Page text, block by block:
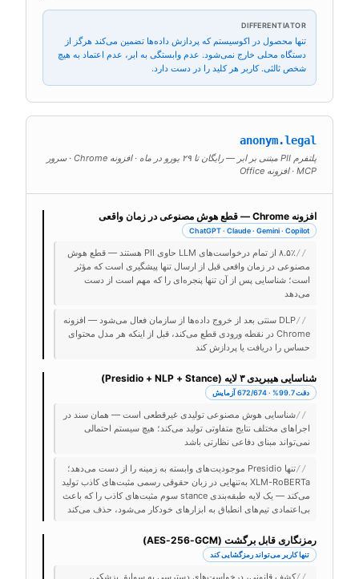
DIFFERENTIATOR
تنها محصول در اکوسیستم که پردازش داده‌ها تضمین می‌کند هرگز از
دستگاه محلی خارج نمی‌شود. عدم وابستگی به ابر، عدم اعتماد به هیچ
شخص ثالثی. کاربر هر کلید را در دست دارد.
anonym.legal
پلتفرم PII مبتنی بر ابر — رایگان تا ۲۹ یورو در ماه · افزونه Chrome · سرور
MCP · افزونه Office
افزونه Chrome — قطع هوش مصنوعی در زمان واقعی
ChatGPT · Claude · Gemini · Copilot
//
۸.۵٪ از تمام درخواست‌های LLM حاوی PII هستند — قطع هوش
مصنوعی در زمان واقعی قبل از ارسال تنها پیشگیری است که مؤثر
است؛ شناسایی پس از آن تنها پنجره‌ای را که مهم است از دست
می‌دهد
//
DLP سنتی بعد از خروج داده‌ها از سازمان فعال می‌شود — افزونه
Chrome در نقطه ورودی قطع می‌کند، قبل از اینکه هر مدل محتوای
حساس را دریافت یا پردازش کند
شناسایی هیبریدی ۳ لایه (Presidio + NLP + Stance)
دقت 99.7% · 672/674 آزمایش
//شناسایی هوش مصنوعی تولیدی غیرقطعی است — همان سند در
اجراهای مختلف نتایج متفاوتی تولید می‌کند؛ هیچ سیستم احتمالی
نمی‌تواند مبنای دفاعی نظارتی باشد
//
تنها Presidio موجودیت‌های وابسته به زمینه را از دست می‌دهد؛
XLM-RoBERTa به‌تنهایی در زبان حقوقی رسمی مثبت‌های کاذب تولید
می‌کند — یک لایه طبقه‌بندی stance سوم مثبت‌های کاذب را که باعث
بی‌اعتمادی تیم‌های انطباق به ابزارهای خودکار می‌شود، حذف می‌کند
رمزنگاری قابل برگشت (AES-256-GCM)
تنها کاربر می‌تواند رمزگشایی کند
کشف قانونی، درخواست‌های دسترسی به سوابق پزشکی،